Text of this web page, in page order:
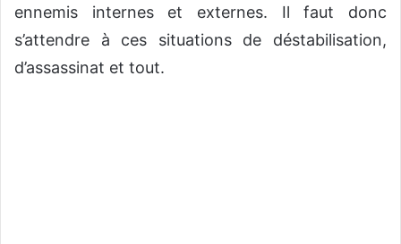
ennemis internes et externes. Il faut donc
s’attendre à ces situations de déstabilisation,
d’assassinat et tout.